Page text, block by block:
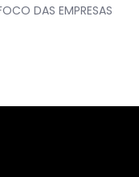
DAS EMPRESAS